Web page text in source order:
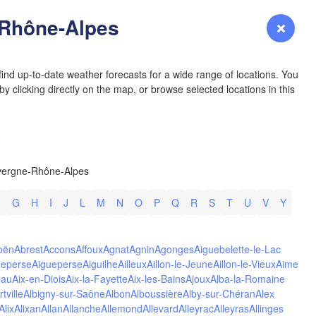
Login Forecast
Alpes
up-to-date weather forecasts for a wide range of locations. You
clicking directly on the map, or browse selected locations in this
Rhône-Alpes
G H I J L M N O P Q R S T U V
Y
AbrestAcconsAffouxAgnatAgninAgongesAiguebelette-le-Lac
AigueperseAiguilheAilleuxAillon-le-JeuneAillon-le-VieuxAime
Aix-en-DioisAix-la-FayetteAix-les-BainsAjouxAlba-la-Romaine
Albigny-sur-SaôneAlbonAlboussièreAlby-sur-ChéranAlex
AlixanAllanAllancheAllemondAllevardAlleyracAlleyrasAllinges
COLORADO